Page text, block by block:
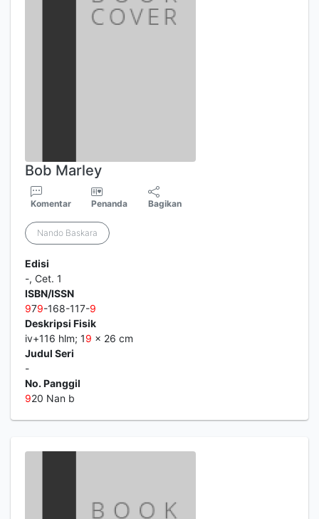
Bob Marley
Komentar Penanda Bagikan
Nando Baskara
Edisi
-, Cet. 1
ISBN/ISSN
979-168-117-9
Deskripsi Fisik
iv+116 hlm; 19 x 26 cm
Judul Seri
-
No. Panggil
920 Nan b